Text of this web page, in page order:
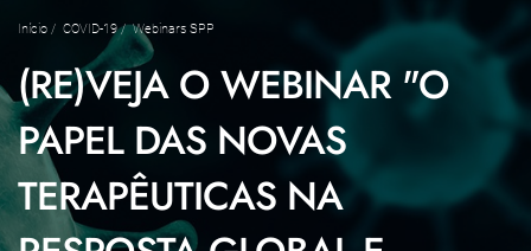
Início / COVID-19/Webinars SPP
(RE)VEJA O WEBINAR "O
PAPEL DAS NOVAS
TERAPÊUTICAS NA